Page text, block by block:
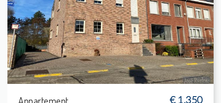
4
14 m²
-
139 m²
€ 1.350